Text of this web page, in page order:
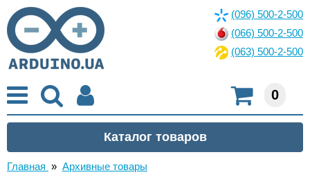
(096) 500-2-500
(066) 500-2-500
(063) 500-2-500
0
Главная » Архивные товары